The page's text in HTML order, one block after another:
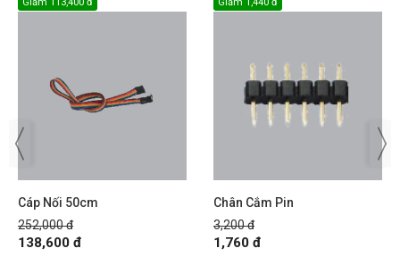
Cáp Nối 50cm
252,000 đ
138,600 đ
Chân Cắm Pin
3,200 đ
1,760 đ